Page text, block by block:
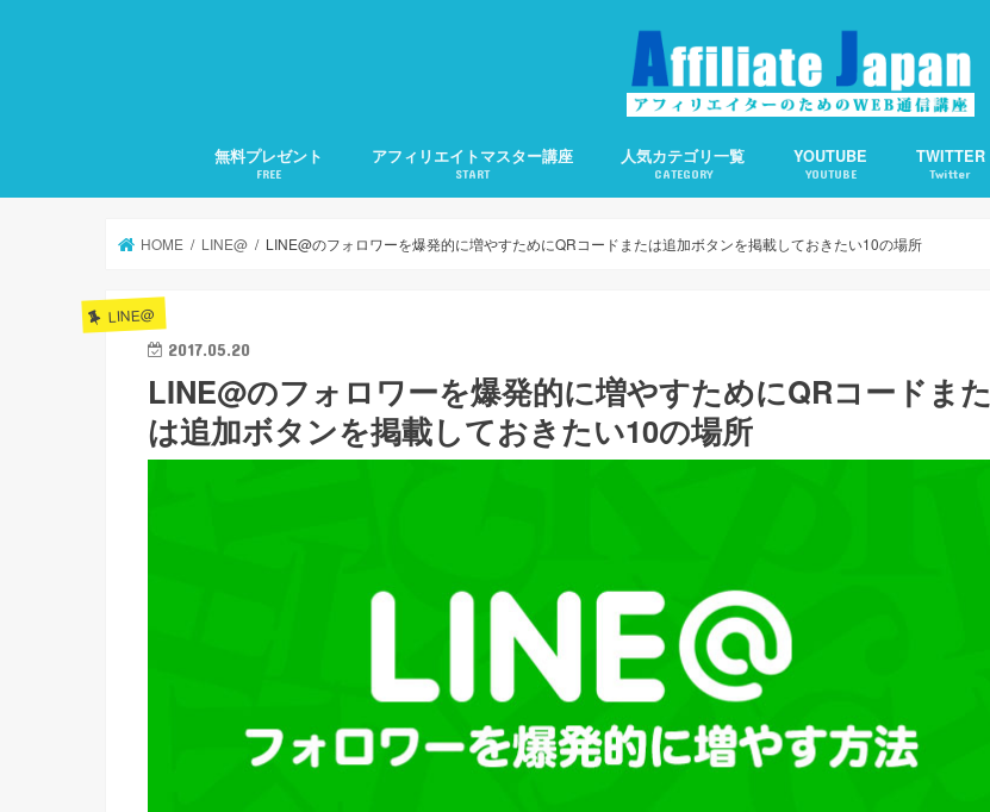
無料プレゼント
FREE
アフィリエイトマスター講座
START
人気カテゴリ一覧
CATEGORY
YOUTUBE
YOUTUBE
TWITTER
Twitter
HOME LINE@ LINE@のフォロワーを爆発的に増やすためにQRコードまたは追加ボタンを掲載しておきたい10の場所
LINE@
2017.05.20
LINE@のフォロワーを爆発的に増やすためにQRコードまた
は追加ボタンを掲載しておきたい10の場所